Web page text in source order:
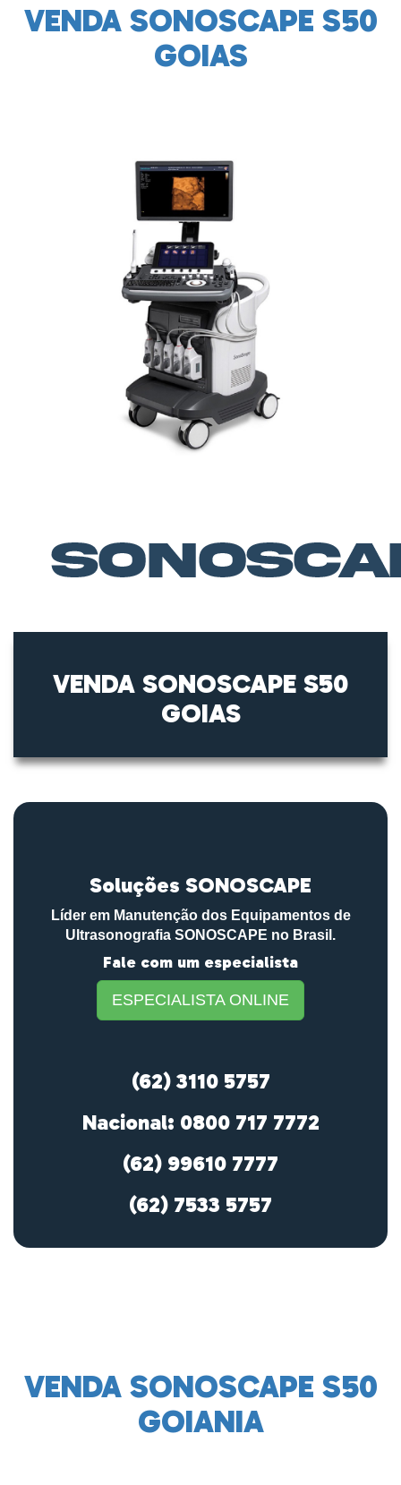
VENDA SONOSCAPE S50
GOIAS
VENDA SONOSCAPE S50
GOIAS
Soluções SONOSCAPE
Líder em Manutenção dos Equipamentos de
Ultrasonografia SONOSCAPE no Brasil.
Fale com um especialista
ESPECIALISTA ONLINE
(62) 3110 5757
Nacional: 0800 717 7772
(62) 99610 7777
(62) 7533 5757
VENDA SONOSCAPE S50
GOIANIA